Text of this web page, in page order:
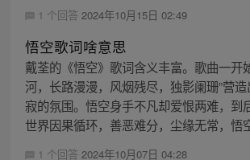
1 个回答 2024年10月15日 02:49
悟空歌词啥意思
戴荃的《悟空》歌词含义丰富。歌曲一开
河，长路漫漫，风烟残尽，独影阑珊”营
寂的氛围。悟空身手不凡却爱恨两难，到
世界因果循环，善恶难分，尘缘无常，悟
1 个回答 2024年10月07日 04:28